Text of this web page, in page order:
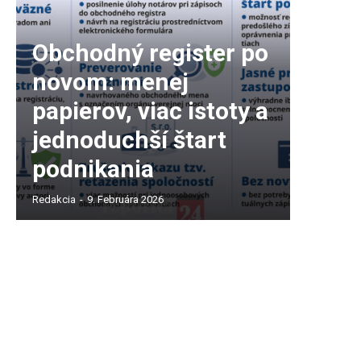
Obchodný register po
novom: menej
papierov, viac istoty a
jednoduchší štart
podnikania
Redakcia - 9. Februára 2026